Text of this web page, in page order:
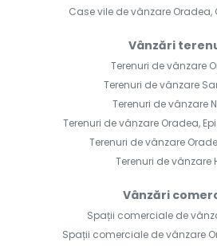
Case vile de vânzare
Vânzări
Terenuri de vânzare
Terenuri de vânzare
Terenuri de vânzare
Terenuri de vânzare Oradea,
Terenuri de vânzare
Terenuri de vânzare
Vânzări
Spații comerciale de
Spații comerciale de vânzare